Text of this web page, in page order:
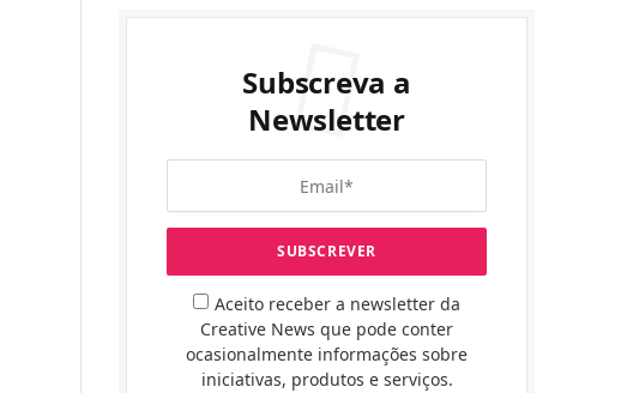
Subscreva a
Newsletter
Aceito receber a newsletter da
Creative News que pode conter
ocasionalmente informações sobre
iniciativas, produtos e serviços.